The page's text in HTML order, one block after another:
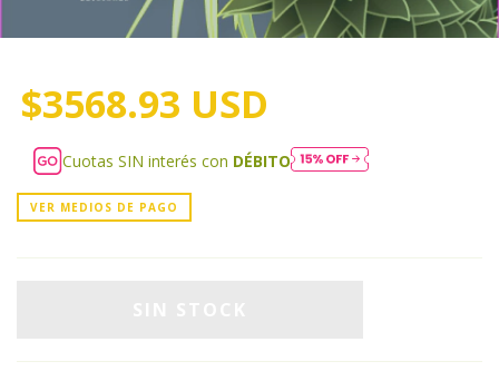
$3568.93 USD
Cuotas SIN interés con DÉBITO
VER MEDIOS DE PAGO